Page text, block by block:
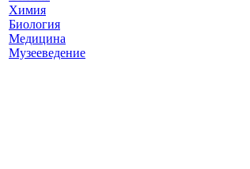
Химия
Биология
Медицина
Музееведение